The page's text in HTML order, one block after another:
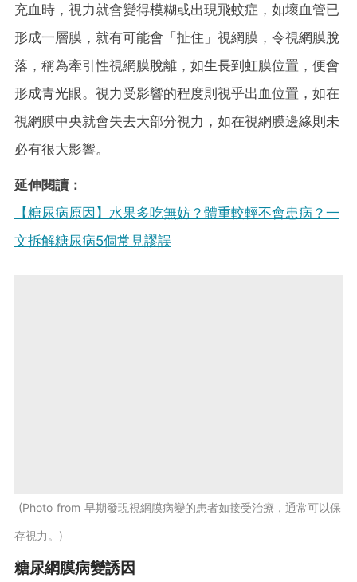
充血時，視力就會變得模糊或出現飛蚊症，如壞血管已
形成一層膜，就有可能會「扯住」視網膜，令視網膜脫
落，稱為牽引性視網膜脫離，如生長到虹膜位置，便會
形成青光眼。視力受影響的程度則視乎出血位置，如在
視網膜中央就會失去大部分視力，如在視網膜邊緣則未
必有很大影響。
延伸閱讀：
【糖尿病原因】水果多吃無妨？體重較輕不會患病？一
文拆解糖尿病5個常見謬誤
Photo from 早期發現視網膜病變的患者如接受治療，通常可以保
存視力。
糖尿網膜病變誘因